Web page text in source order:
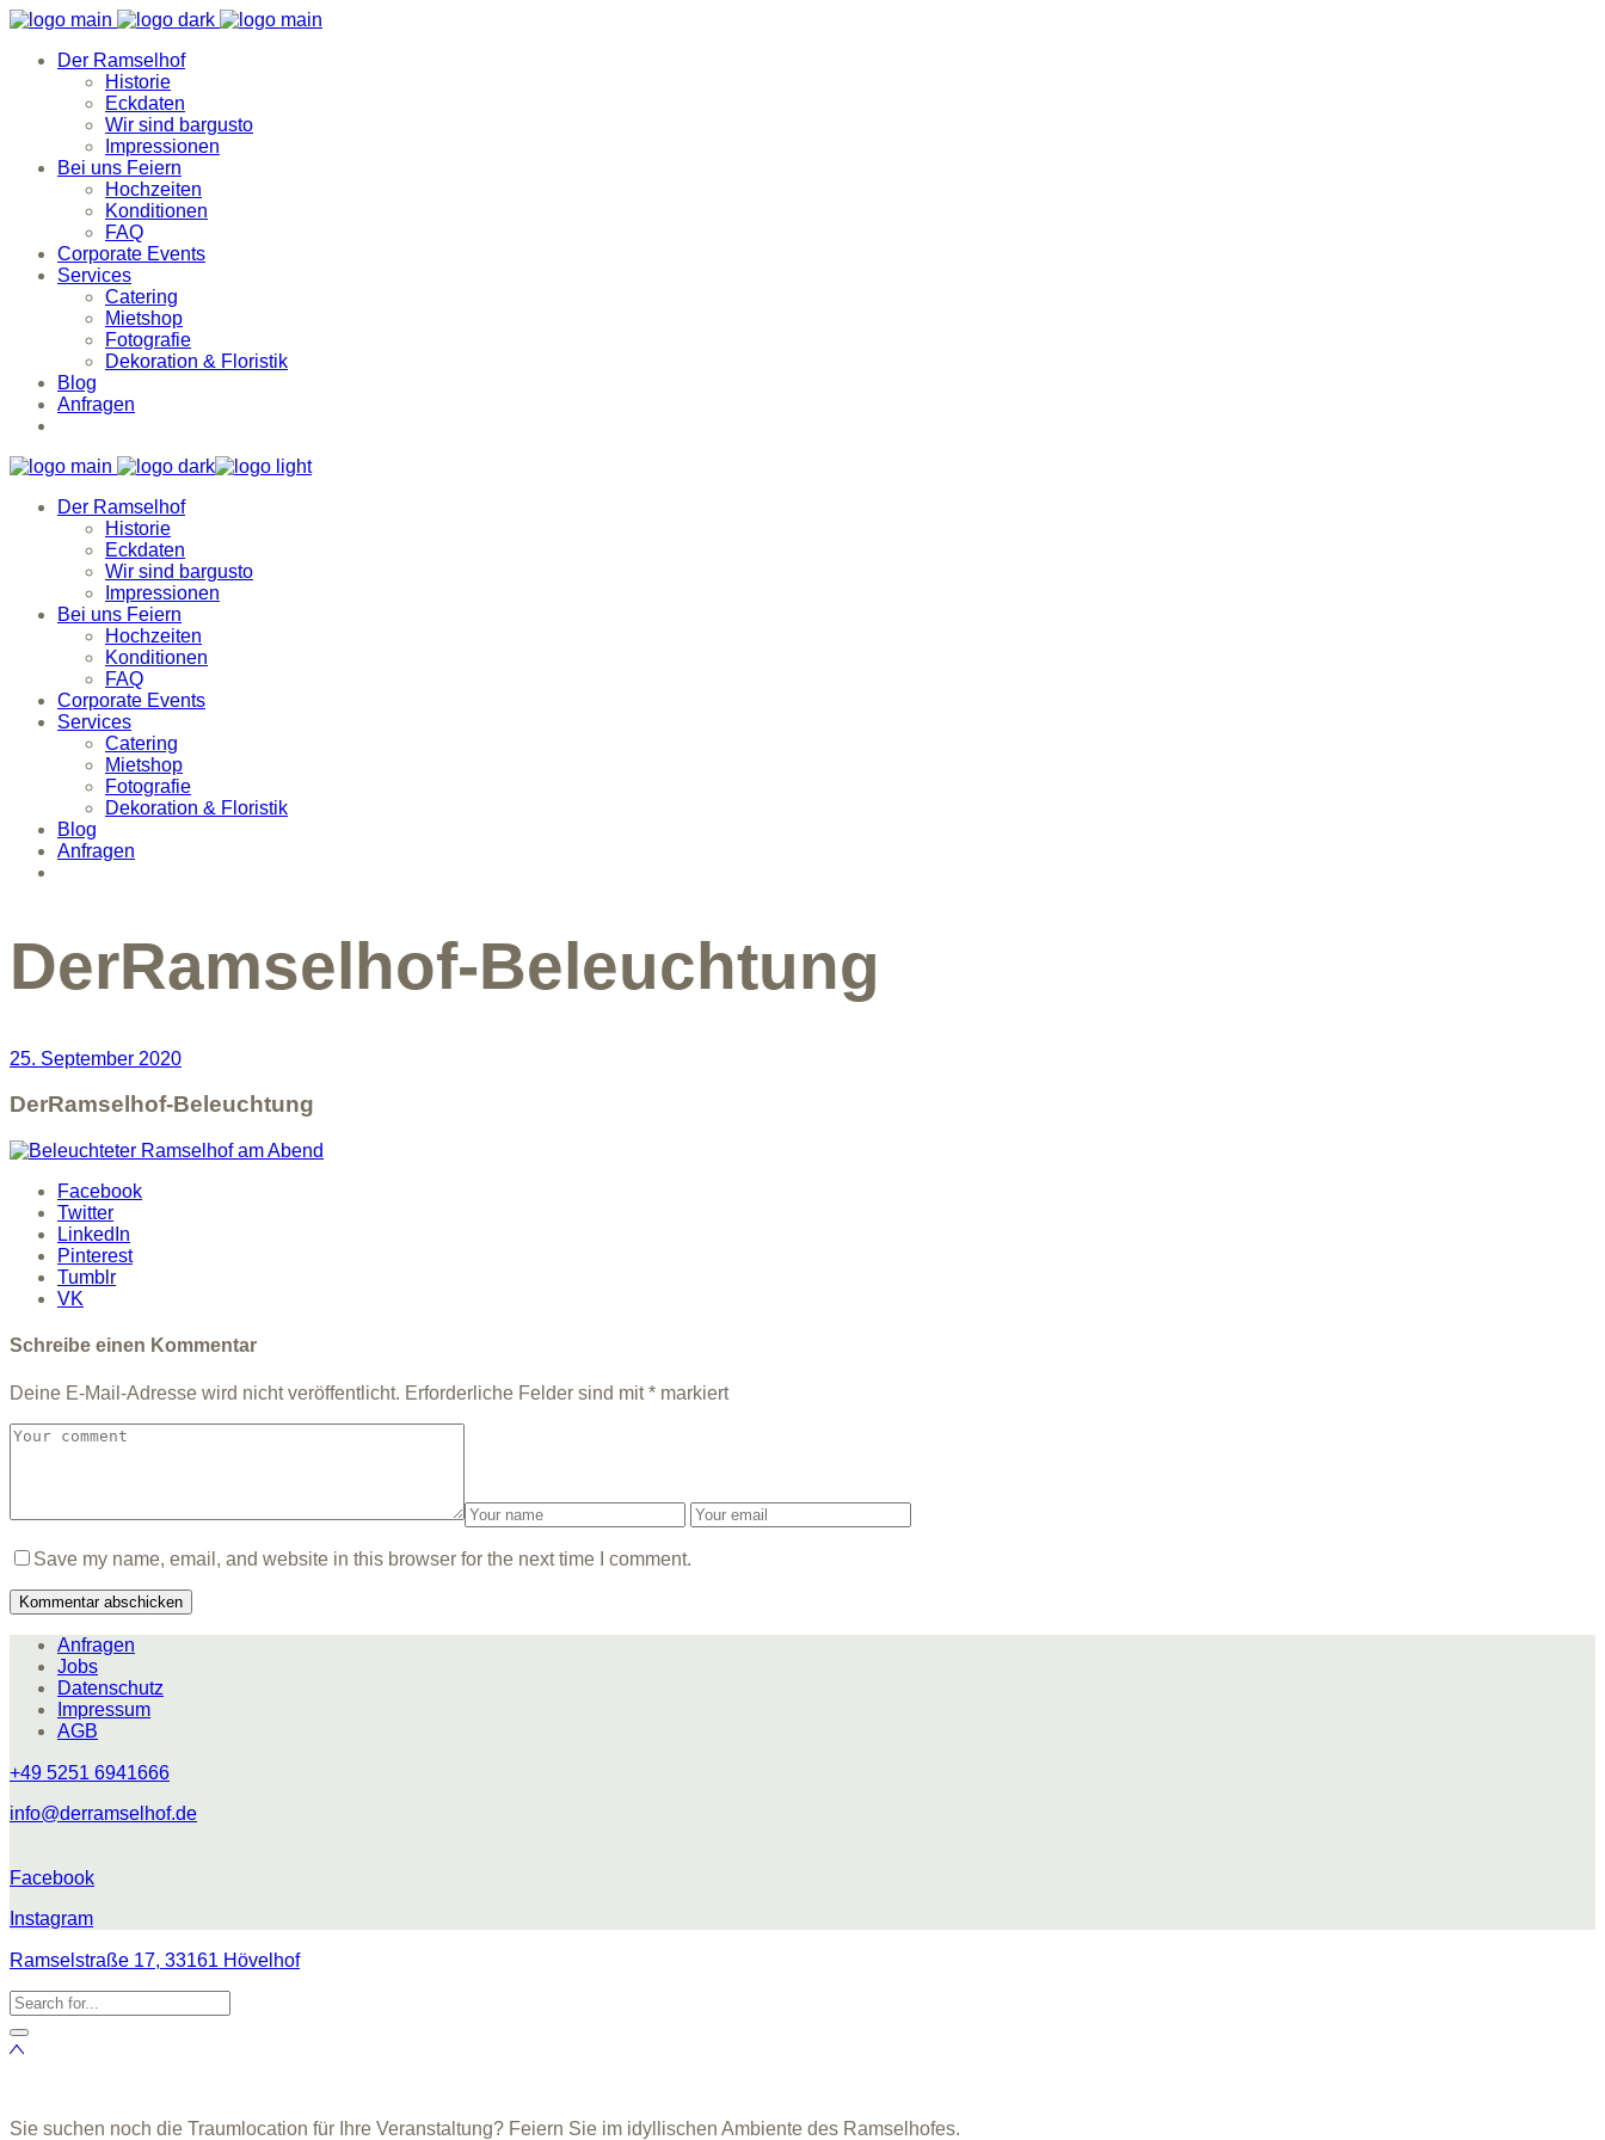
Der Ramselhof
Historie
Eckdaten
Wir sind bargusto
Impressionen
Bei uns Feiern
Hochzeiten
Konditionen
FAQ
Corporate Events
Services
Catering
Mietshop
Fotografie
Dekoration & Floristik
Blog
Anfragen
Der Ramselhof
Historie
Eckdaten
Wir sind bargusto
Impressionen
Bei uns Feiern
Hochzeiten
Konditionen
FAQ
Corporate Events
Services
Catering
Mietshop
Fotografie
Dekoration & Floristik
Blog
Anfragen
DerRamselhof-Beleuchtung
25. September 2020
DerRamselhof-Beleuchtung
Facebook
Twitter
LinkedIn
Pinterest
Tumblr
VK
Schreibe einen Kommentar
Deine E-Mail-Adresse wird nicht veröffentlicht. Erforderliche Felder sind mit* markiert
Save my name, email, and website in this browser for the next time I comment.
Anfragen
Jobs
Datenschutz
Impressum
AGB
+49 5251 6941666
info@derramselhof.de
Facebook
Instagram
Ramselstraße 17, 33161 Hövelhof
Sie suchen noch die Traumlocation für Ihre Veranstaltung? Feiern Sie im idyllischen Ambiente des Ramselhofes.